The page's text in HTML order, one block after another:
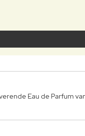
Eau de Parfum